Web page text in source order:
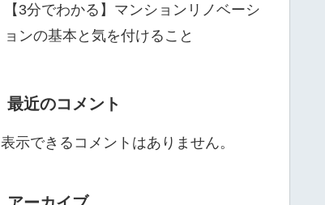
【3分でわかる】マンションリノベーシ
ョンの基本と気を付けること
最近のコメント
表示できるコメントはありません。